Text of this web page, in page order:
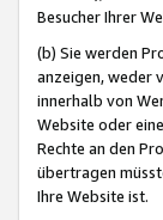
Besucher Ihrer
(b) Sie werden
anzeigen, weder
innerhalb von
Website oder
Rechte an den
übertragen
Ihre Website ist.